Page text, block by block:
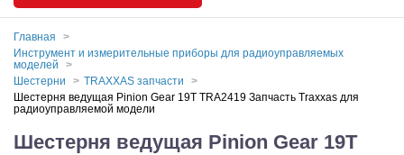
Автомодели
Запчасти и аксессуары
Игрушки
Главная
Инструмент и измерительные приборы для радиоуправляемых
моделей
Шестерни
TRAXXAS запчасти
Шестерня ведущая Pinion Gear 19T TRA2419 Запчасть Traxxas для
радиоуправляемой модели
Шестерня ведущая Pinion Gear 19T